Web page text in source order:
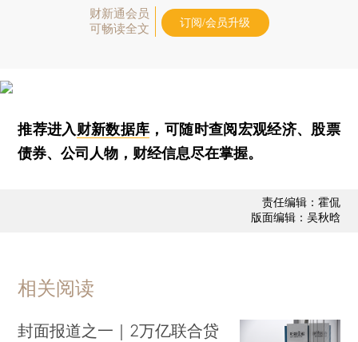
财新通会员
可畅读全文
订阅/会员升级
推荐进入财新数据库 ，可随时查阅宏观经济、股票
债券、公司人物，财经信息尽在掌握。
责任编辑：霍侃
版面编辑：吴秋晗
相关阅读
封面报道之一｜2万亿联合贷